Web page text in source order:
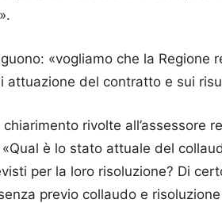
«vogliamo che la Regione
attuazione del contratto e sui
rivolte all’assessore
è lo stato attuale del
per la loro risoluzione? Di
previo collaudo e